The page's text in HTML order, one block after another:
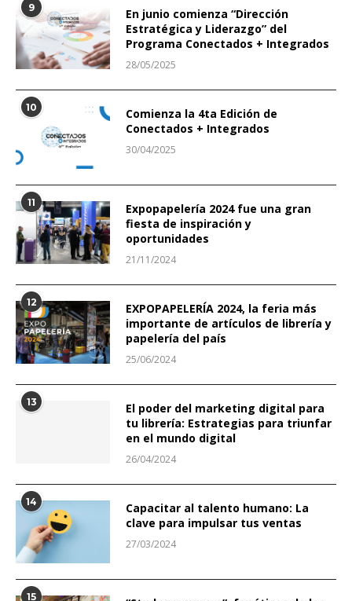
9
En junio comienza “Dirección
Estratégica y Liderazgo” del
Programa Conectados + Integrados
28/05/2025
10
Comienza la 4ta Edición de
Conectados + Integrados
30/04/2025
11
Expopapelería 2024 fue una gran
fiesta de inspiración y
oportunidades
21/11/2024
12
EXPOPAPELERÍA 2024, la feria más
importante de artículos de librería y
papelería del país
25/06/2024
13
El poder del marketing digital para
tu librería: Estrategias para triunfar
en el mundo digital
26/04/2024
14
Capacitar al talento humano: La
clave para impulsar tus ventas
27/03/2024
15